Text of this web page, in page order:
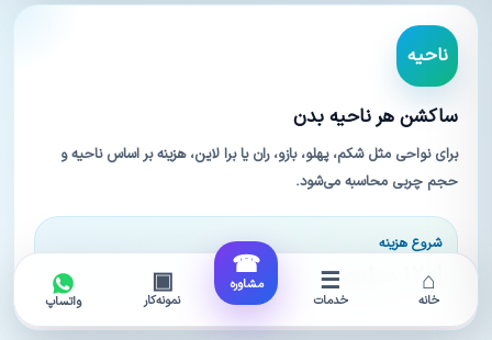
ناحیه
ساکشن هر ناحیه بدن
برای نواحی مثل شکم، پهلو، بازو، ران یا برا لاین، هزینه بر اساس ناحیه و
حجم چربی محاسبه می‌شود.
شروع هزینه
از ۱۲ میلیون
⌂
خانه
☰
خدمات
☎
مشاوره ▣
نمونه‌کار واتساپ